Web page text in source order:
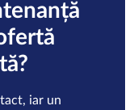
iar un